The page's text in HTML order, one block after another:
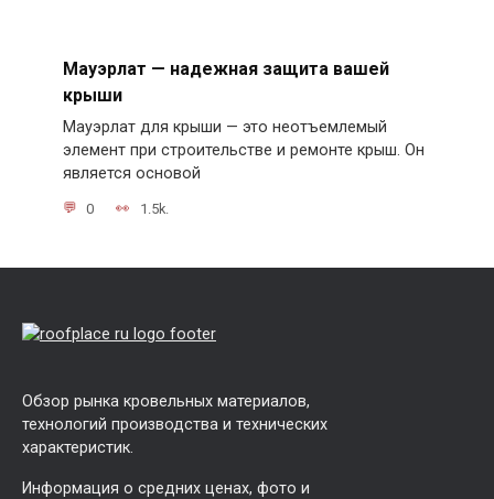
Мауэрлат — надежная защита вашей
крыши
Мауэрлат для крыши — это неотъемлемый
элемент при строительстве и ремонте крыш. Он
является основой
0 1.5k.
Обзор рынка кровельных материалов,
технологий производства и технических
характеристик.
Информация о средних ценах, фото и